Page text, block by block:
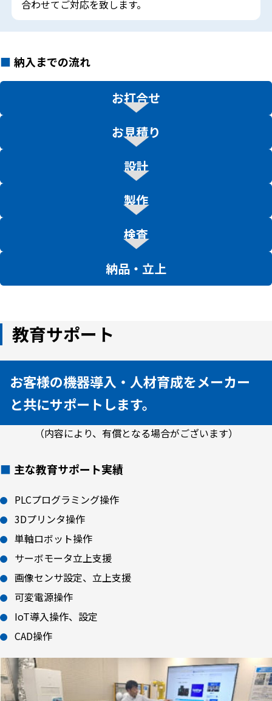
合わせてご対応を致します。
納入までの流れ
お打合せ
お見積り
設計
製作
検査
納品・立上
教育サポート
お客様の機器導入・人材育成をメーカー
と共にサポートします。
（内容により、有償となる場合がございます）
主な教育サポート実績
PLCプログラミング操作
3Dプリンタ操作
単軸ロボット操作
サーボモータ立上支援
画像センサ設定、立上支援
可変電源操作
IoT導入操作、設定
CAD操作